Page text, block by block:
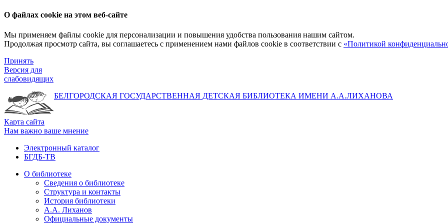
О файлах cookie на этом веб-сайте
Мы применяем файлы cookie для персонализации и повышения удобства пользования нашим сайтом.
Продолжая просмотр сайта, вы соглашаетесь с применением нами файлов cookie в соответствии с «Политикой
Принять
Версия для
слабовидящих
БЕЛГОРОДСКАЯ ГОСУДАРСТВЕННАЯ ДЕТСКАЯ БИБЛИОТЕКА ИМЕНИ А.А.ЛИХАНОВА
Карта сайта
Нам важно ваше мнение
Электронный каталог
БГДБ-ТВ
О библиотеке
Сведения о библиотеке
Структура и контакты
История библиотеки
А.А. Лиханов
Официальные документы